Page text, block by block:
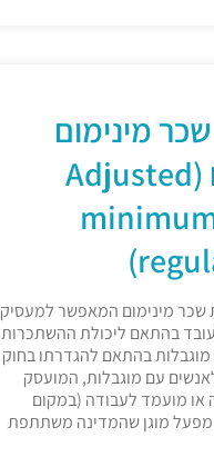
מינימום
מותאם (Adjusted
שכר מינימום המאפשר למעסיק
בהתאם ליכולת ההשתכרות
בהתאם להגדרתו בחוק
לאנשים עם מוגבלות, המועסק
או מועמד לעבודה (במקום
מפעל מוגן שהמדינה משתתפת